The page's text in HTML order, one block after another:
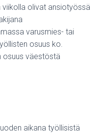
viikolla olivat ansiotyössä
varusmies- tai
osuus ko.
osuus väestöstä
aikana työllisistä